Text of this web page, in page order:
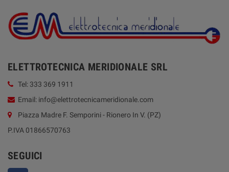
ELETTROTECNICA MERIDIONALE SRL
Tel: 333 369 1911
Email: info@elettrotecnicameridionale.com
Piazza Madre F. Semporini - Rionero In V. (PZ)
P.IVA 01866570763
SEGUICI